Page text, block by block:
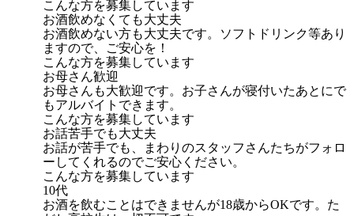
こんな方を募集しています
お酒飲めなくても大丈夫
お酒飲めない方も大丈夫です。ソフトドリンク等あり
ますので、ご安心を！
こんな方を募集しています
お母さん歓迎
お母さんも大歓迎です。お子さんが寝付いたあとにで
もアルバイトできます。
こんな方を募集しています
お話苦手でも大丈夫
お話が苦手でも、まわりのスタッフさんたちがフォロ
ーしてくれるのでご安心ください。
こんな方を募集しています
10代
お酒を飲むことはできませんが18歳からOKです。た